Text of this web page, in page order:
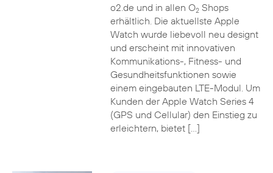
o2.de und in allen O2Shops
erhältlich. Die aktuellste Apple
Watch wurde liebevoll neu designt
und erscheint mit innovativen
Kommunikations-, Fitness- und
Gesundheitsfunktionen sowie
einem eingebauten LTE-Modul. Um
Kunden der Apple Watch Series 4
(GPS und Cellular) den Einstieg zu
erleichtern, bietet […]